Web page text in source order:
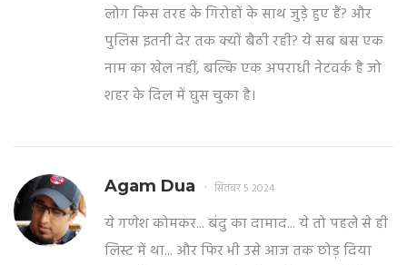
लोग किस तरह के गिरोहों के साथ जुड़े हुए हैं? और
पुलिस इतनी देर तक क्यों बैठी रही? ये सब बस एक
नाम का खेल नहीं, बल्कि एक अपराधी नेटवर्क है जो
शहर के दिल में घुस चुका है।
Agam Dua सितंबर 5 2024
ये गणेश कोमकर... बंदु का दामाद... ये तो पहले से ही
लिस्ट में था... और फिर भी उसे आज तक छोड़ दिया